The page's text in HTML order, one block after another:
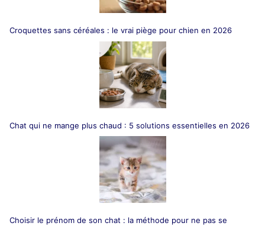
Croquettes sans céréales : le vrai piège pour chien en 2026
Chat qui ne mange plus chaud : 5 solutions essentielles en 2026
Choisir le prénom de son chat : la méthode pour ne pas se